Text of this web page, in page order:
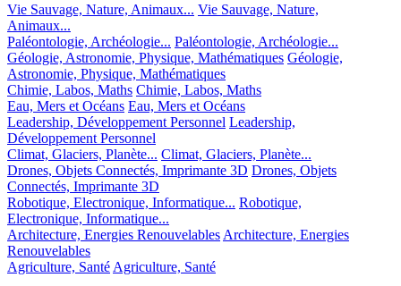
Vie Sauvage, Nature, Animaux... Vie Sauvage, Nature,
Animaux...
Paléontologie, Archéologie... Paléontologie, Archéologie...
Géologie, Astronomie, Physique, Mathématiques Géologie,
Astronomie, Physique, Mathématiques
Chimie, Labos, Maths Chimie, Labos, Maths
Eau, Mers et Océans Eau, Mers et Océans
Leadership, Développement Personnel Leadership,
Développement Personnel
Climat, Glaciers, Planète... Climat, Glaciers, Planète...
Drones, Objets Connectés, Imprimante 3D Drones, Objets
Connectés, Imprimante 3D
Robotique, Electronique, Informatique... Robotique,
Electronique, Informatique...
Architecture, Energies Renouvelables Architecture, Energies
Renouvelables
Agriculture, Santé Agriculture, Santé